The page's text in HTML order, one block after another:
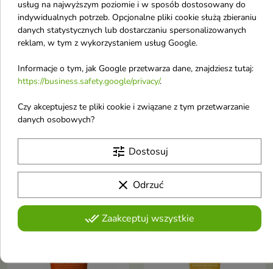

Fluff In Your Soul
Perfect Skin
do twarzy Kwas
glikolowy & BHA 40 ml
Wygładza skórę i usuwa martwy
9,52 €

Tołpa Pure Trends
Super Fruits Żel do
peelingiem 150 ml
zanieczyszczenia i nadmiar
sebum, nie naruszając przy tym
naturalnej bariery ochronnej
skóry
5,56 €
-18%
usług na najwyższym poziomie i w sposób dostosowany do
indywidualnych potrzeb. Opcjonalne pliki cookie służą zbieraniu
danych statystycznych lub dostarczaniu spersonalizowanych
reklam, w tym z wykorzystaniem usług Google.
Informacje o tym, jak Google przetwarza dane, znajdziesz tutaj:
https://business.safety.google/privacy/.
Czy akceptujesz te pliki cookie i związane z tym przetwarzanie
danych osobowych?
tune Dostosuj
clear Odrzuć
done_allZaakceptuj wszystkie